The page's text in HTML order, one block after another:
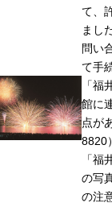
て、
まし
問い
て手
「
館に
点が
8820
「
の写
の注